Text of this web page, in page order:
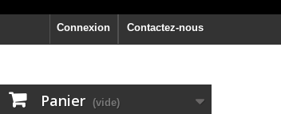
Contactez-nous
Connexion
Panier (vide)